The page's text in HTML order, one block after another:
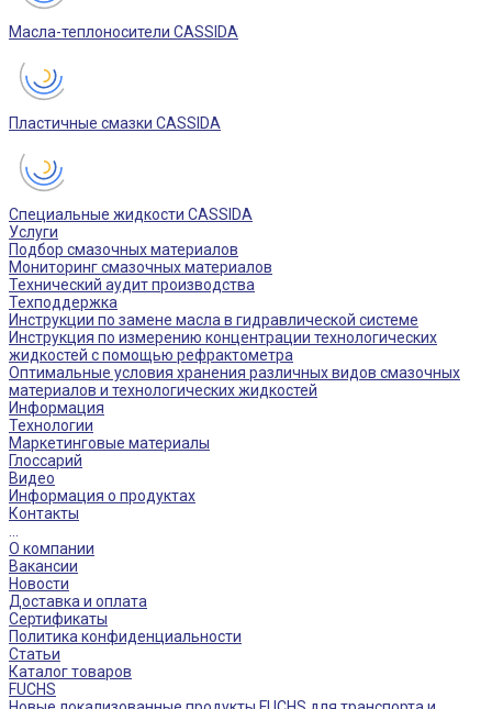
Масла-теплоносители CASSIDA
Пластичные смазки CASSIDA
Специальные жидкости CASSIDA
Услуги
Подбор смазочных материалов
Мониторинг смазочных материалов
Технический аудит производства
Техподдержка
Инструкции по замене масла в гидравлической системе
Инструкция по измерению концентрации технологических
жидкостей с помощью рефрактометра
Оптимальные условия хранения различных видов смазочных
материалов и технологических жидкостей
Информация
Технологии
Маркетинговые материалы
Глоссарий
Видео
Информация о продуктах
Контакты
О компании
Вакансии
Новости
Доставка и оплата
Сертификаты
Политика конфиденциальности
Статьи
Каталог товаров
FUCHS